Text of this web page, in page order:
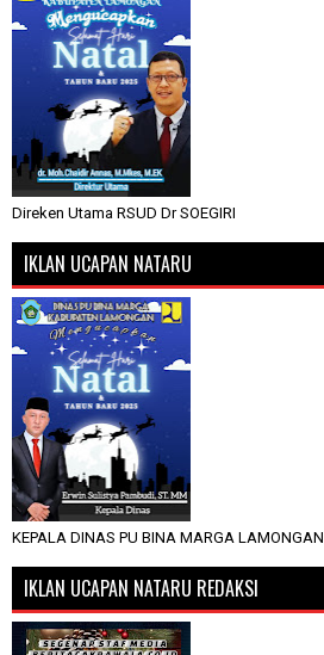
Direken Utama RSUD Dr SOEGIRI
IKLAN UCAPAN NATARU
KEPALA DINAS PU BINA MARGA LAMONGAN
IKLAN UCAPAN NATARU REDAKSI